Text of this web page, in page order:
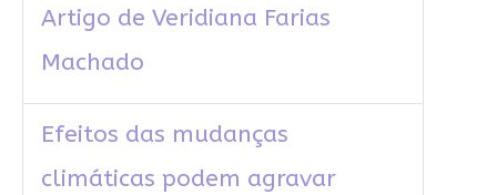
Artigo de Veridiana Farias
Machado
Efeitos das mudanças
climáticas podem agravar